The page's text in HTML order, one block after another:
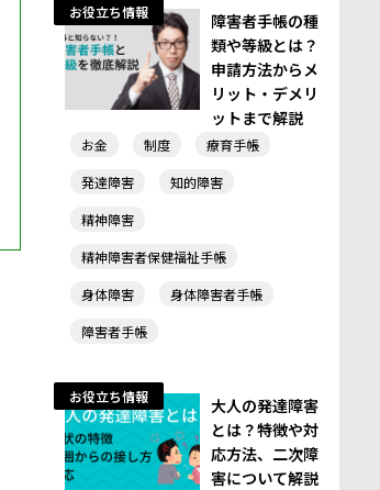
お役立ち情報
障害者手帳の種
類や等級とは？
申請方法からメ
リット・デメリ
ットまで解説
お金 制度
療育手帳
発達障害
知的障害
精神障害
精神障害者保健福祉手帳
身体障害
身体障害者手帳
障害者手帳
お役立ち情報
大人の発達障害
とは？特徴や対
応方法、二次障
害について解説